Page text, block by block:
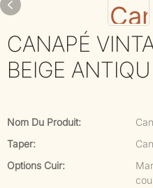
CANAPÉ
BEIGE
Nom Du Produit:
Taper:
Options Cuir: